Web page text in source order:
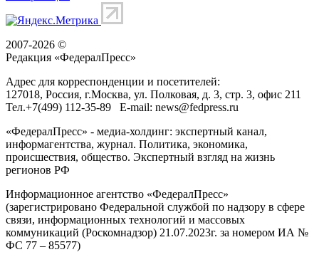
2007-2026 ©
Редакция «ФедералПресс»
Адрес для корреспонденции и посетителей:
127018, Россия, г.Москва, ул. Полковая, д. 3, стр. 3, офис 211
Тел.+7(499) 112-35-89 E-mail: news@fedpress.ru
«ФедералПресс» - медиа-холдинг: экспертный канал,
информагентства, журнал. Политика, экономика,
происшествия, общество. Экспертный взгляд на жизнь
регионов РФ
Информационное агентство «ФедералПресс»
(зарегистрировано Федеральной службой по надзору в сфере
связи, информационных технологий и массовых
коммуникаций (Роскомнадзор) 21.07.2023г. за номером ИА №
ФС 77 – 85577)